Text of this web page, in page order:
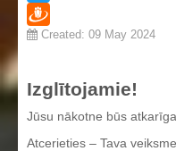
Twitter
Draugiem
Created: 09 May 2024
Izglītojamie!
Jūsu nākotne būs
Atcerieties – Tava